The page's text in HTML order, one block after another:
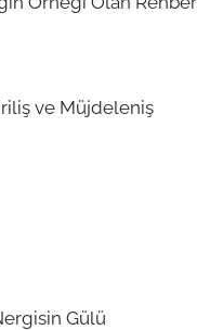
ve Müjdeleniş
Gülü